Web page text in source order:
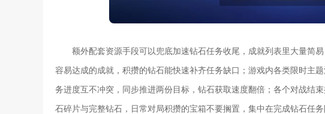
额外配套资源手段可以兜底加速钻石任务收尾，成就列表里大量简
容易达成的成就，积攒的钻石能快速补齐任务缺口；游戏内各类限时主
务进度互不冲突，同步推进两份目标，钻石获取速度翻倍；各个对战结
石碎片与完整钻石，日常对局积攒的宝箱不要搁置，集中在完成钻石任